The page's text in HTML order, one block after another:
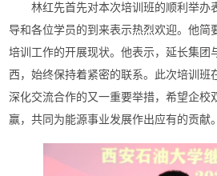
林红先首先对本次培训班的顺利举办
导和各位学员的到来表示热烈欢迎。他简
培训工作的开展现状。他表示，延长集团
西，始终保持着紧密的联系。此次培训班
深化交流合作的又一重要举措，希望企校
赢，共同为能源事业发展作出应有的贡献。